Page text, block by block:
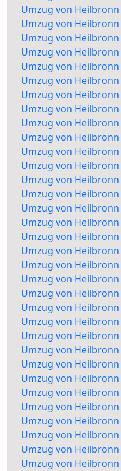
Umzug von
Umzug von
Umzug von Heilbronn
Umzug von
Umzug von
Umzug von
Umzug von Heilbronn
Umzug von
Umzug von
Umzug von
Umzug von
Umzug von
Umzug von
Umzug von
Umzug von
Umzug von
Umzug von
Umzug von
Umzug von
Umzug von
Umzug von
Umzug von
Umzug von
Umzug von
Umzug von
Umzug von
Umzug von
Umzug von
Umzug von
Umzug von
Umzug von Heilbronn
Umzug von
Umzug von